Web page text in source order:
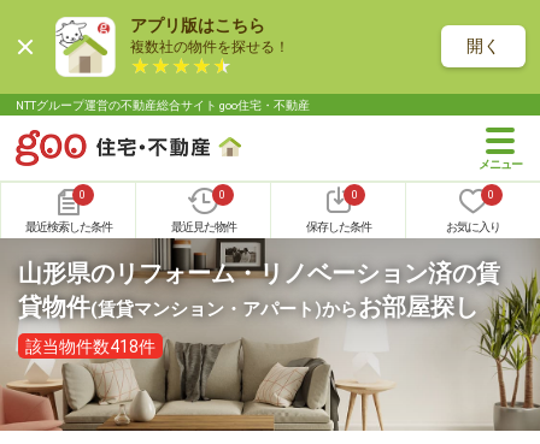
アプリ版はこちら
複数社の物件を探せる！ 開く
NTTグループ運営の不動産総合サイト goo住宅・不動産
0
最近検索した条件
0
最近見た物件
0
保存した条件
0
お気に入り
山形県のリフォーム・リノベーション済の賃
貸物件(賃貸マンション・アパート)からお部屋探し
該当物件数418件